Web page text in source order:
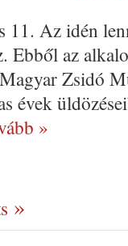
11. Az idén
Ebből az
Zsidó
évek
»